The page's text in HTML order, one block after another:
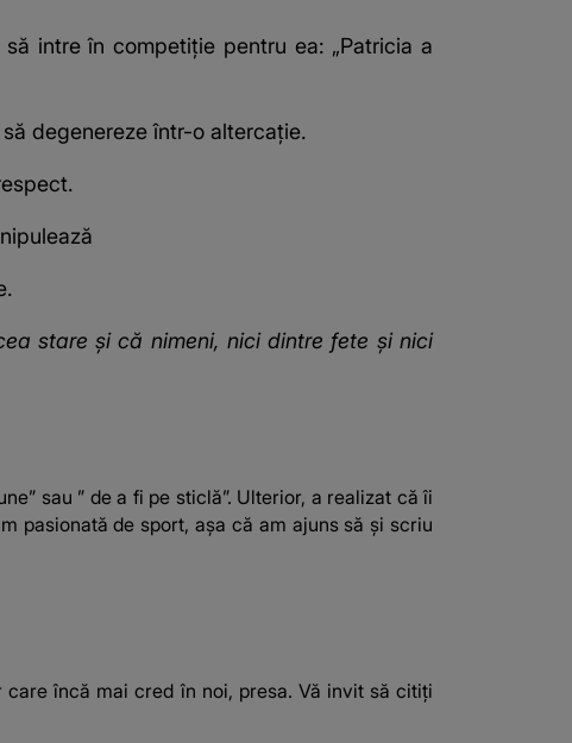
intre în competiție pentru ea: „Patricia a
degenereze într-o altercație.
stare și că nimeni, nici dintre fete și nici
sau ” de a fi pe sticlă”. Ulterior, a realizat că îi
pasionată de sport, așa că am ajuns să și scriu
încă mai cred în noi, presa. Vă invit să citiți